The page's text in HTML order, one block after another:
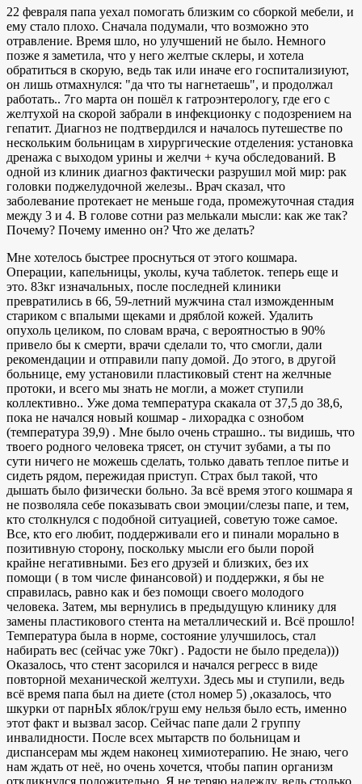
22 февраля папа уехал помогать близким со сборкой мебели, и
ему стало плохо. Сначала подумали, что возможно это
отравление. Время шло, но улучшений не было. Немного
позже я заметила, что у него желтые склеры, и хотела
обратиться в скорую, ведь так или иначе его госпитализиуют,
он лишь отмахнулся: "да что ты нагнетаешь", и продолжал
работать.. 7го марта он пошёл к гатроэнтерологу, где его с
желтухой на скорой забрали в инфекционку с подозрением на
гепатит. Диагноз не подтвердился и началось путешестве по
нескольким больницам в хирургические отделения: установка
дренажа с выходом урины и желчи + куча обследований. В
одной из клиник диагноз фактически разрушил мой мир: рак
головки поджелудочной железы.. Врач сказал, что
заболевание протекает не меньше года, промежуточная стадия
между 3 и 4. В голове сотни раз мелькали мысли: как же так?
Почему? Почему именно он? Что же делать?
Мне хотелось быстрее проснуться от этого кошмара.
Операции, капельницы, уколы, куча таблеток. теперь еще и
это. 83кг изначальных, после последней клиники
превратились в 66, 59-летний мужчина стал изможденным
стариком с впалыми щеками и дряблой кожей. Удалить
опухоль целиком, по словам врача, с вероятностью в 90%
привело бы к смерти, врачи сделали то, что смогли, дали
рекомендации и отправили папу домой. До этого, в другой
больнице, ему установили пластиковый стент на желчные
протоки, и всего мы знать не могли, а может ступили
коллективно.. Уже дома температура скакала от 37,5 до 38,6,
пока не начался новый кошмар - лихорадка с ознобом
(температура 39,9) . Мне было очень страшно.. ты видишь, что
твоего родного человека трясет, он стучит зубами, а ты по
сути ничего не можешь сделать, только давать теплое питье и
сидеть рядом, пережидая приступ. Страх был такой, что
дышать было физически больно. За всё время этого кошмара я
не позволяла себе показывать свои эмоции/слезы папе, и тем,
кто столкнулся с подобной ситуацией, советую тоже самое.
Все, кто его любит, поддерживали его и пинали морально в
позитивную сторону, поскольку мысли его были порой
крайне негативными. Без его друзей и близких, без их
помощи ( в том числе финансовой) и поддержки, я бы не
справилась, равно как и без помощи своего молодого
человека. Затем, мы вернулись в предыдущую клинику для
замены пластикового стента на металлический и. Всё прошло!
Температура была в норме, состояние улучшилось, стал
набирать вес (сейчас уже 70кг) . Радости не было предела)))
Оказалось, что стент засорился и начался регресс в виде
повторной механической желтухи. Здесь мы и ступили, ведь
всё время папа был на диете (стол номер 5) ,оказалось, что
шкурки от парнЫх яблок/груш ему нельзя было есть, именно
этот факт и вызвал засор. Сейчас папе дали 2 группу
инвалидности. После всех мытарств по больницам и
диспансерам мы ждем наконец химиотерапию. Не знаю, чего
нам ждать от неё, но очень хочется, чтобы папин организм
откликнулся положительно. Я не теряю надежду, ведь столько